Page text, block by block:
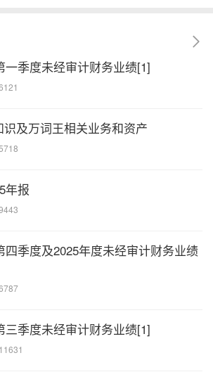
需考虑作为非现金支出的股权激励
相信上述非美国通用会计准则财务
采用与管理层相同的方式理解和评
按照美国通用会计准则列示。非美
务指标作为分析工具时有其局限
经且或将继续发生股权激励费用，
非美国通用会计准则财务指标中。
司在内的其他企业使用的非美国通
标，因此可比性或受到限制。非美
一季度未经审计财务业绩[1]
及万词王相关业务和资产
年报
四季度及2025年度未经审计财务业绩
三季度未经审计财务业绩[1]
11631